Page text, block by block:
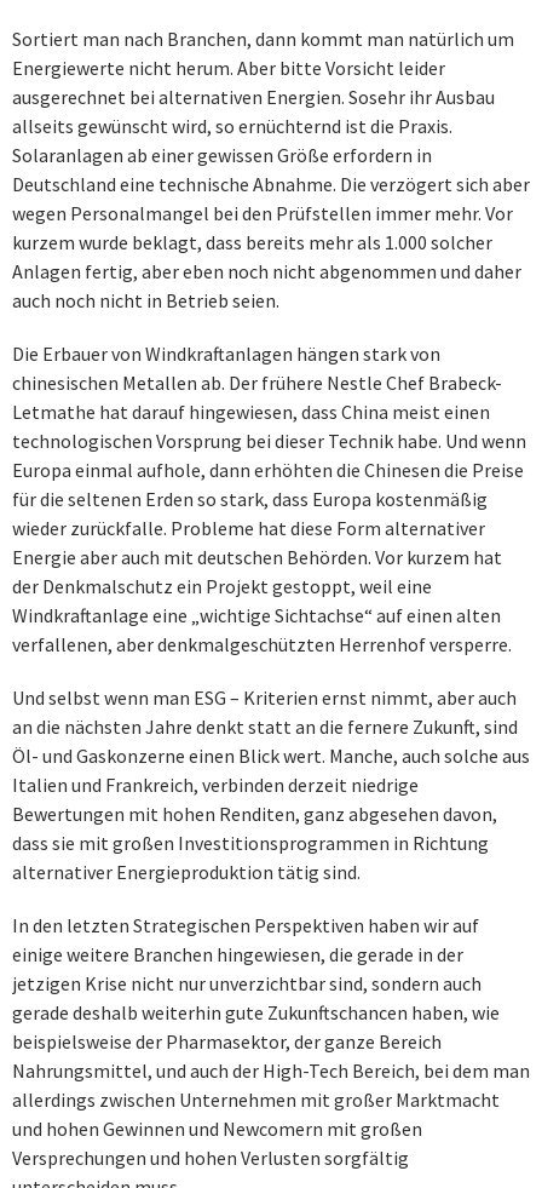
Sortiert man nach Branchen, dann kommt man natürlich um
Energiewerte nicht herum. Aber bitte Vorsicht leider
ausgerechnet bei alternativen Energien. Sosehr ihr Ausbau
allseits gewünscht wird, so ernüchternd ist die Praxis.
Solaranlagen ab einer gewissen Größe erfordern in
Deutschland eine technische Abnahme. Die verzögert sich aber
wegen Personalmangel bei den Prüfstellen immer mehr. Vor
kurzem wurde beklagt, dass bereits mehr als 1.000 solcher
Anlagen fertig, aber eben noch nicht abgenommen und daher
auch noch nicht in Betrieb seien.
Die Erbauer von Windkraftanlagen hängen stark von
chinesischen Metallen ab. Der frühere Nestle Chef Brabeck-
Letmathe hat darauf hingewiesen, dass China meist einen
technologischen Vorsprung bei dieser Technik habe. Und wenn
Europa einmal aufhole, dann erhöhten die Chinesen die Preise
für die seltenen Erden so stark, dass Europa kostenmäßig
wieder zurückfalle. Probleme hat diese Form alternativer
Energie aber auch mit deutschen Behörden. Vor kurzem hat
der Denkmalschutz ein Projekt gestoppt, weil eine
Windkraftanlage eine „wichtige Sichtachse“ auf einen alten
verfallenen, aber denkmalgeschützten Herrenhof versperre.
Und selbst wenn man ESG – Kriterien ernst nimmt, aber auch
an die nächsten Jahre denkt statt an die fernere Zukunft, sind
Öl- und Gaskonzerne einen Blick wert. Manche, auch solche aus
Italien und Frankreich, verbinden derzeit niedrige
Bewertungen mit hohen Renditen, ganz abgesehen davon,
dass sie mit großen Investitionsprogrammen in Richtung
alternativer Energieproduktion tätig sind.
In den letzten Strategischen Perspektiven haben wir auf
einige weitere Branchen hingewiesen, die gerade in der
jetzigen Krise nicht nur unverzichtbar sind, sondern auch
gerade deshalb weiterhin gute Zukunftschancen haben, wie
beispielsweise der Pharmasektor, der ganze Bereich
Nahrungsmittel, und auch der High-Tech Bereich, bei dem man
allerdings zwischen Unternehmen mit großer Marktmacht
und hohen Gewinnen und Newcomern mit großen
Versprechungen und hohen Verlusten sorgfältig